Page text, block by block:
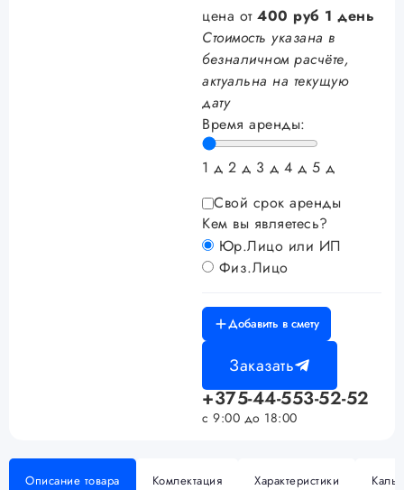
цена от 400 руб 1 день
Стоимость указана в
безналичном расчёте,
актуальна на текущую
дату
Время аренды:
1 д 2 д 3 д 4 д 5 д
Свой срок аренды
Кем вы являетесь?
Юр.Лицо или ИП
Физ.Лицо
Добавить в смету
Заказать
+375-44-553-52-52
с 9:00 до 18:00
Описание товара Комлектация Характеристики